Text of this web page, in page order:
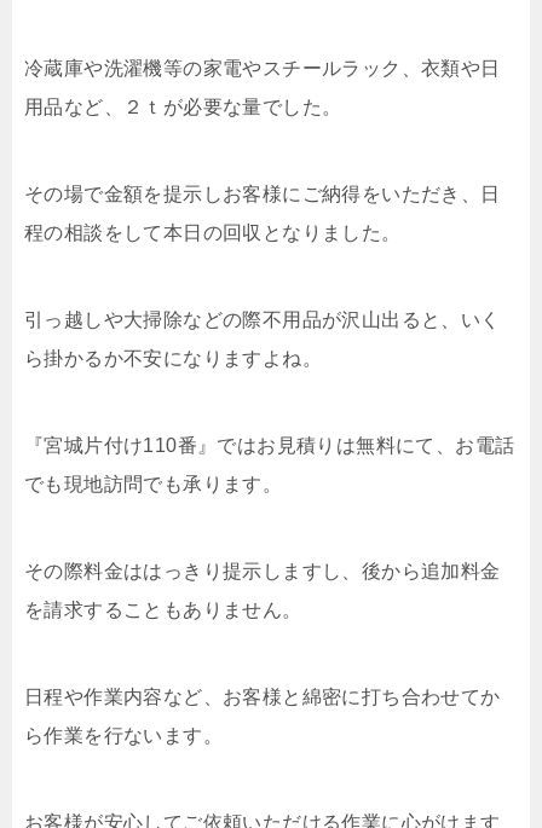
冷蔵庫や洗濯機等の家電やスチールラック、衣類や日
用品など、２ｔが必要な量でした。
その場で金額を提示しお客様にご納得をいただき、日
程の相談をして本日の回収となりました。
引っ越しや大掃除などの際不用品が沢山出ると、いく
ら掛かるか不安になりますよね。
『宮城片付け110番』ではお見積りは無料にて、お電話
でも現地訪問でも承ります。
その際料金ははっきり提示しますし、後から追加料金
を請求することもありません。
日程や作業内容など、お客様と綿密に打ち合わせてか
ら作業を行ないます。
お客様が安心してご依頼いただける作業に心がけます